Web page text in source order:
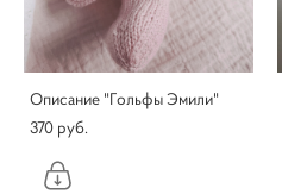
Описание "Гольфы Эмили"
370 pуб.